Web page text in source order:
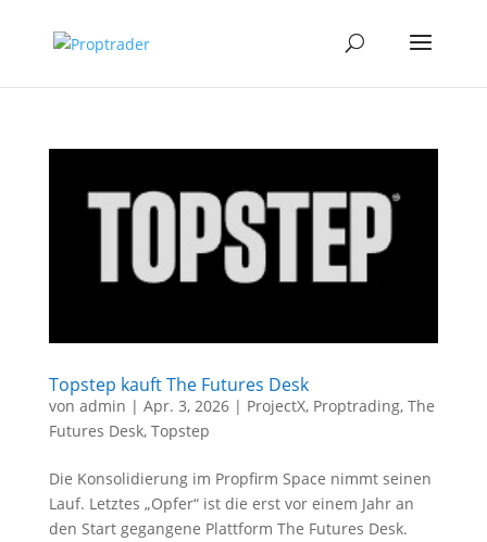
Topstep kauft The Futures Desk
von admin | Apr. 3, 2026| ProjectX, Proptrading, The
Futures Desk, Topstep
Die Konsolidierung im Propfirm Space nimmt seinen
Lauf. Letztes „Opfer“ ist die erst vor einem Jahr an
den Start gegangene Plattform The Futures Desk.